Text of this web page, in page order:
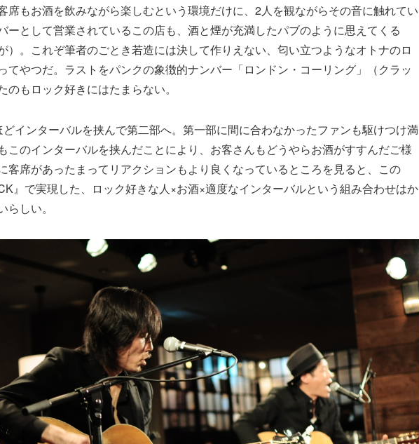
席もお酒を飲みながら楽しむという環境だけに、2人を観ながらその音に触れてい
ーとして営業されているこの店も、酒と煙が充満したパブのように思えてくる
）。これぞ筆者のごとき若造には決して作りえない、匂い立つようなオトナのロ
てやつだ。ラストをパンクの象徴的ナンバー「ロンドン・コーリング」（クラッ
のもロック好きにはたまらない。
どインターバルを挟んで第二部へ。第一部に間に合わなかったファンも駆けつけ満
このインターバルを挟んだことにより、お客さんもどうやらお酒がすすんだご様
客席があったまってリアクションもより良くなっているところを見ると、この
』で実現した、ロック好きな人×お酒×適度なインターバルという組み合わせはか
らしい。